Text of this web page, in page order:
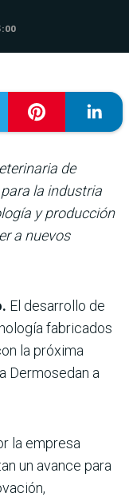
de
la industria
y producción
a nuevos
El desarrollo de
fabricados
la próxima
Dermosedan a
la empresa
un avance para